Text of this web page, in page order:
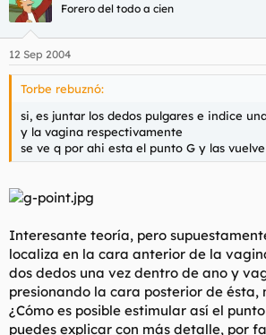
Forero del todo a cien
12 Sep 2004
Torbe rebuznó:
si, es juntar los dedos pulgares e indice
y la vagina respectivamente
se ve q por ahi esta el punto G y las
Interesante teoría, pero
localiza en la cara anterior de la
dos dedos una vez dentro de ano y
presionando la cara posterior de ésta,
¿Cómo es posible estimular así el
puedes explicar con más detalle, por